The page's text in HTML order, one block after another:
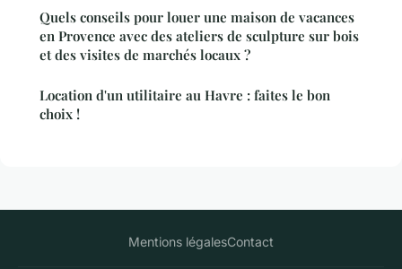
Quels conseils pour louer une maison de vacances
en Provence avec des ateliers de sculpture sur bois
et des visites de marchés locaux ?
Location d'un utilitaire au Havre : faites le bon
choix !
Mentions légalesContact